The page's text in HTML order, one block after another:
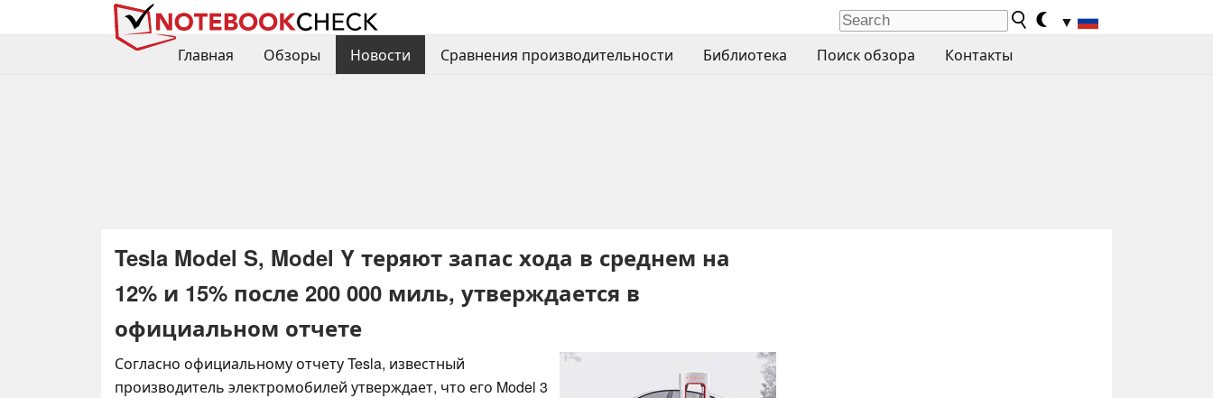
▼
Главная
Обзоры Новости Сравнения производительности Библиотека Поиск обзора Контакты
Tesla Model S, Model Y теряют запас хода в среднем на
12% и 15% после 200 000 миль, утверждается в
официальном отчете
Согласно официальному отчету Tesla, известный
производитель электромобилей утверждает, что его Model 3